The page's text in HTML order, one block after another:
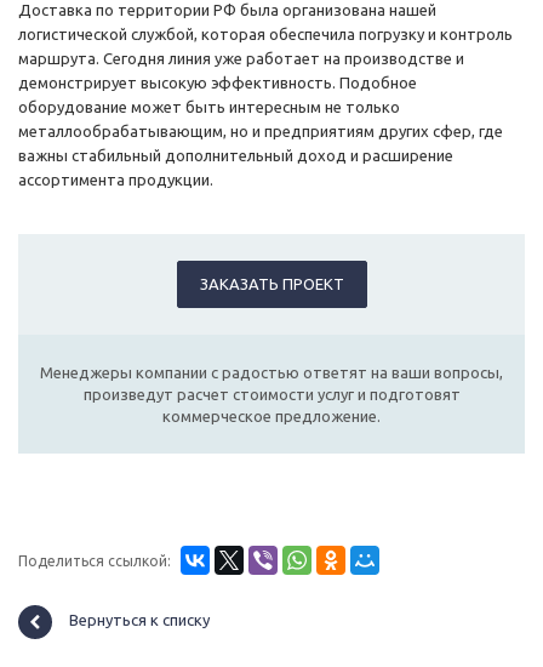
Доставка по территории РФ была организована нашей
логистической службой, которая обеспечила погрузку и контроль
маршрута. Сегодня линия уже работает на производстве и
демонстрирует высокую эффективность. Подобное
оборудование может быть интересным не только
металлообрабатывающим, но и предприятиям других сфер, где
важны стабильный дополнительный доход и расширение
ассортимента продукции.
ЗАКАЗАТЬ ПРОЕКТ
Менеджеры компании с радостью ответят на ваши вопросы,
произведут расчет стоимости услуг и подготовят
коммерческое предложение.
Поделиться ссылкой:
Вернуться к списку